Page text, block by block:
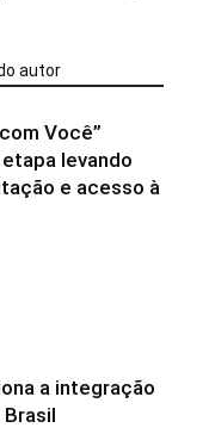
autor
Você”
levando
e acesso à
a integração